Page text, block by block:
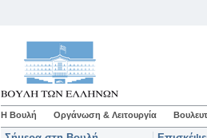
Η Βουλή Οργάνωση & Λειτουργία